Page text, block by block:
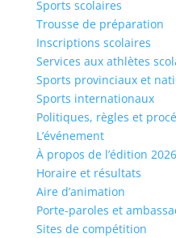
Sports scolaires
Trousse de préparation
Inscriptions scolaires
Services aux athlètes
Sports provinciaux et
Sports internationaux
Politiques, règles et
L’événement
À propos de l’édition 2026
Horaire et résultats
Aire d’animation
Porte-paroles et
Sites de compétition